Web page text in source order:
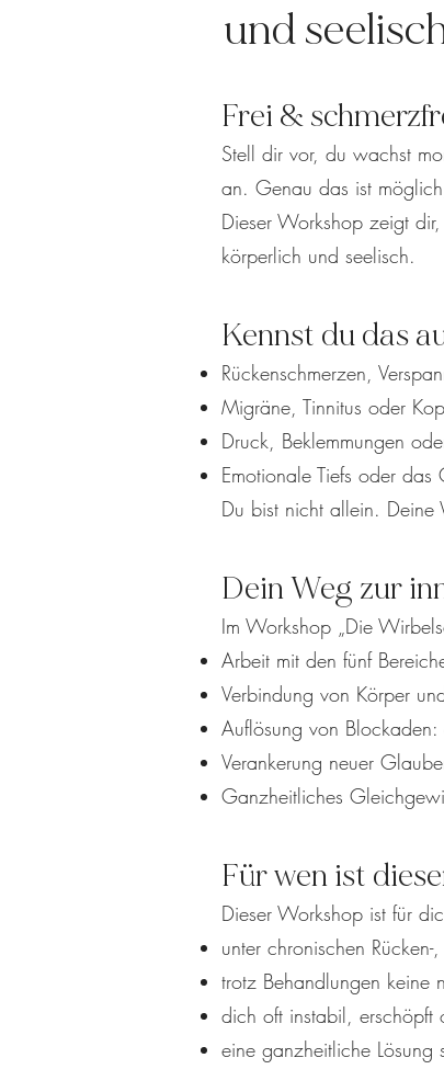
und
Frei &
Stell dir vor, du wachst
an. Genau das ist
Dieser Workshop zeigt
körperlich und seelisch.
Kennst du das
Rückenschmerzen,
Migräne, Tinnitus oder
Druck, Beklemmungen
Emotionale Tiefs oder das
Du bist nicht allein. Deine
Dein Weg zur
Im Workshop „Die
Arbeit mit den fünf
Verbindung von Körper
Auflösung von
Verankerung neuer
Ganzheitliches
Für wen ist
Dieser Workshop ist für
unter chronischen
trotz Behandlungen keine
dich oft instabil, erschöpft
eine ganzheitliche Lösung